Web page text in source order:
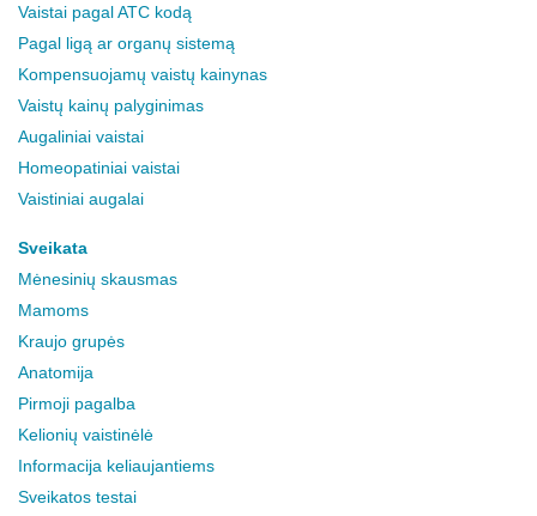
Vaistai pagal ATC kodą
Pagal ligą ar organų sistemą
Kompensuojamų vaistų kainynas
Vaistų kainų palyginimas
Augaliniai vaistai
Homeopatiniai vaistai
Vaistiniai augalai
Sveikata
Mėnesinių skausmas
Mamoms
Kraujo grupės
Anatomija
Pirmoji pagalba
Kelionių vaistinėlė
Informacija keliaujantiems
Sveikatos testai